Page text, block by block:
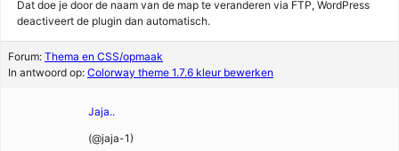
Dat doe je door de naam van de map te veranderen via FTP, WordPress
deactiveert de plugin dan automatisch.
Forum: Thema en CSS/opmaak
In antwoord op: Colorway theme 1.7.6 kleur bewerken
Jaja..
(@jaja-1)